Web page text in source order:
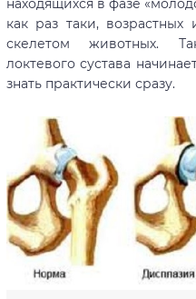
находящихся в фазе
как раз таки,
скелетом животных.
локтевого сустава
знать практически сразу.